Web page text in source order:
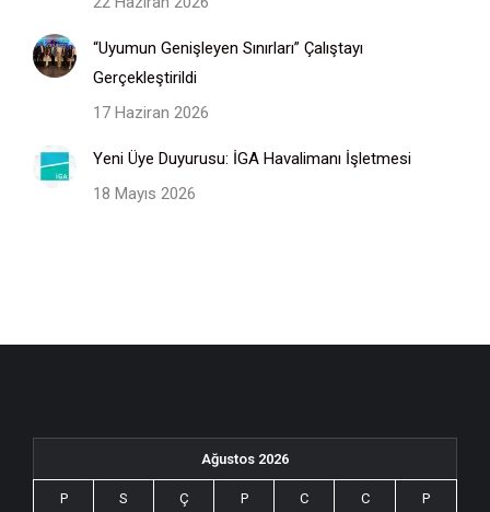
“Uyumun Genişleyen Sınırları” Çalıştayı
Gerçekleştirildi
17 Haziran 2026
Yeni Üye Duyurusu: İGA Havalimanı İşletmesi
18 Mayıs 2026
Ağustos 2026
P S Ç P C C P